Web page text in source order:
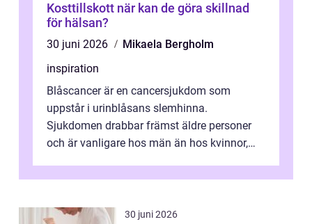
Kosttillskott när kan de göra skillnad
för hälsan?
30 juni 2026
Mikaela Bergholm
inspiration
Blåscancer är en cancersjukdom som
uppstår i urinblåsans slemhinna.
Sjukdomen drabbar främst äldre personer
och är vanligare hos män än hos kvinnor,
förändringarna u...
30 juni 2026